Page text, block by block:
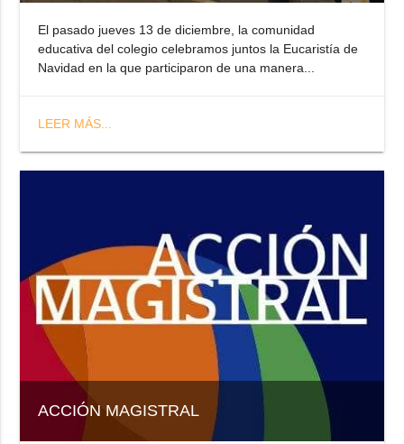
El pasado jueves 13 de diciembre, la comunidad
educativa del colegio celebramos juntos la Eucaristía de
Navidad en la que participaron de una manera...
LEER MÁS...
ACCIÓN MAGISTRAL